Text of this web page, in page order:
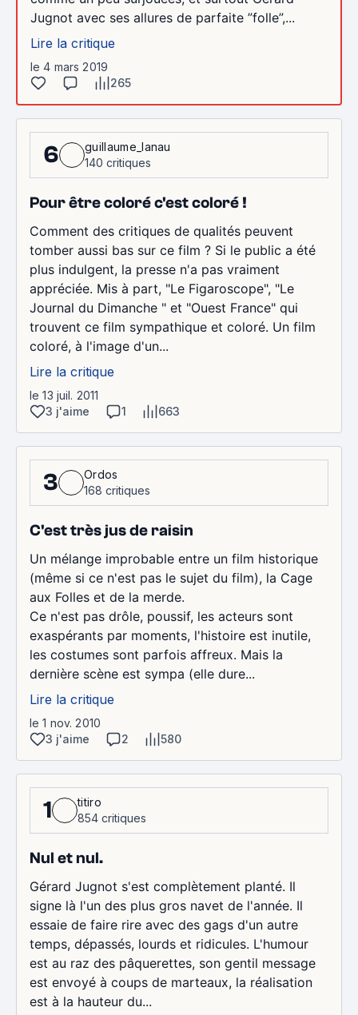
Jugnot avec ses allures de parfaite ”folle”,...
Lire la critique
le 4 mars 2019
265
6
guillaume_lanau
140 critiques
Pour être coloré c'est coloré !
Comment des critiques de qualités peuvent
tomber aussi bas sur ce film ? Si le public a été
plus indulgent, la presse n'a pas vraiment
appréciée. Mis à part, "Le Figaroscope", "Le
Journal du Dimanche " et "Ouest France" qui
trouvent ce film sympathique et coloré. Un film
coloré, à l'image d'un...
Lire la critique
le 13 juil. 2011
3 j'aime
1 663
3
Ordos
168 critiques
C'est très jus de raisin
Un mélange improbable entre un film historique
(même si ce n'est pas le sujet du film), la Cage
aux Folles et de la merde.
Ce n'est pas drôle, poussif, les acteurs sont
exaspérants par moments, l'histoire est inutile,
les costumes sont parfois affreux. Mais la
dernière scène est sympa (elle dure...
Lire la critique
le 1 nov. 2010
3 j'aime
2 580
1
titiro
854 critiques
Nul et nul.
Gérard Jugnot s'est complètement planté. Il
signe là l'un des plus gros navet de l'année. Il
essaie de faire rire avec des gags d'un autre
temps, dépassés, lourds et ridicules. L'humour
est au raz des pâquerettes, son gentil message
est envoyé à coups de marteaux, la réalisation
est à la hauteur du...